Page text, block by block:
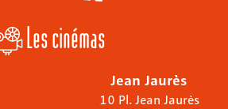
Les cinémas
Jean Jaurès
10 Pl. Jean Jaurès